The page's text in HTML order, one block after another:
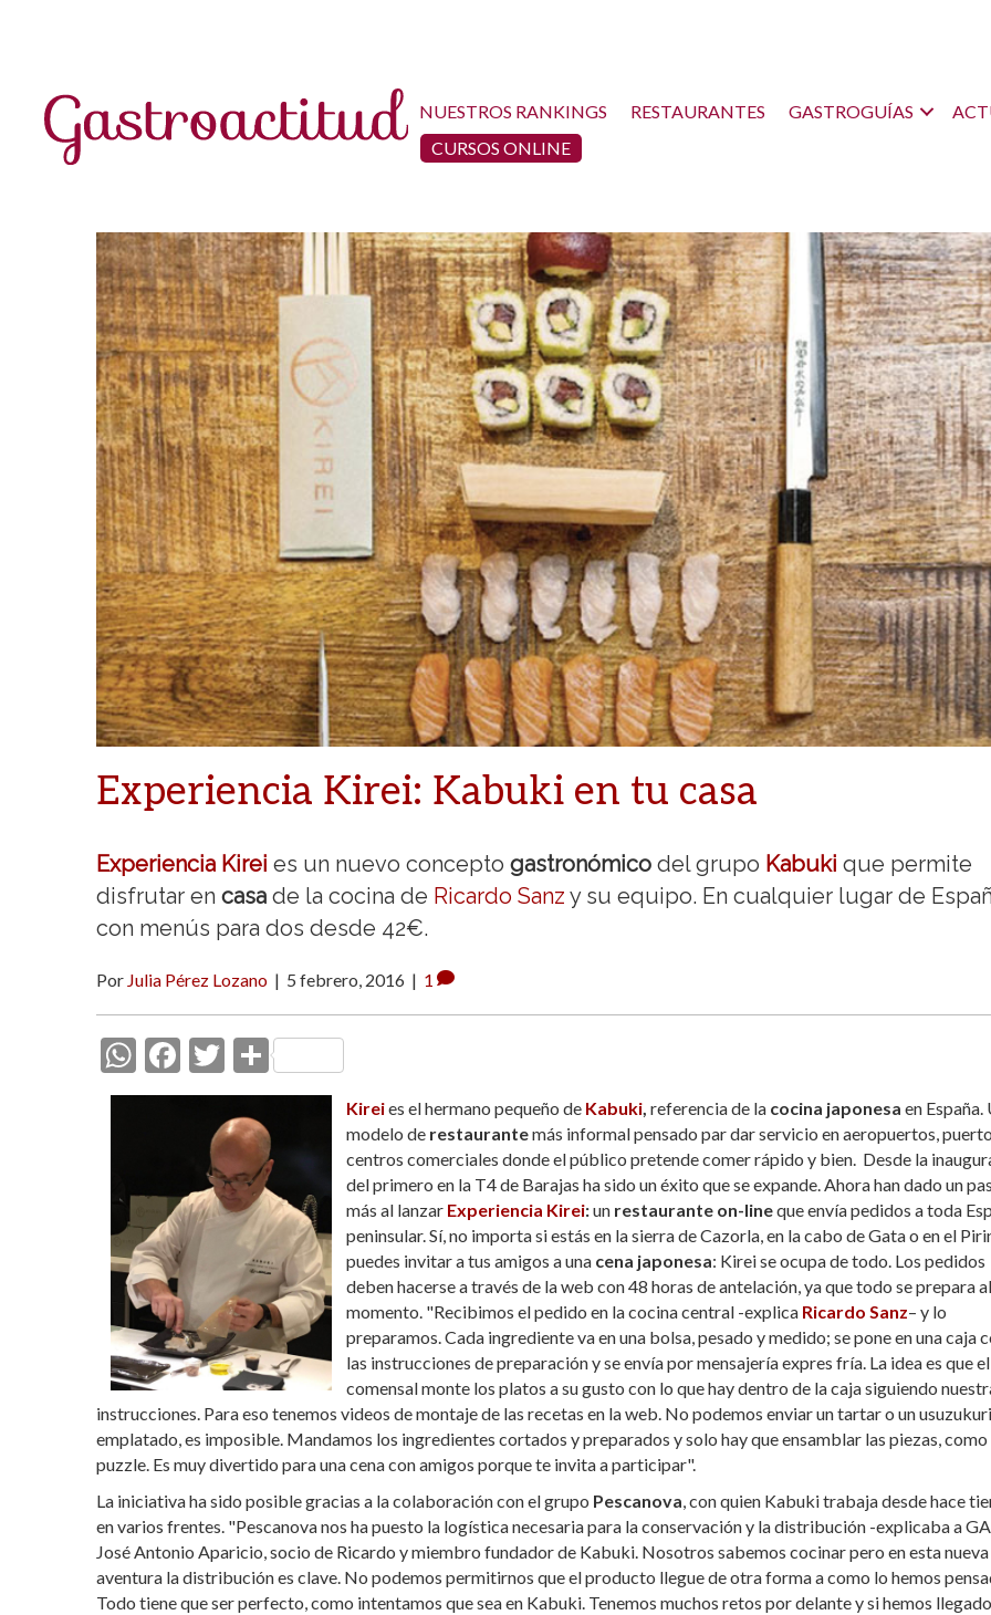
NUESTROS RANKINGS RESTAURANTES GASTROGUÍAS
CURSOS ONLINE
Experiencia Kirei: Kabuki en tu casa
Experiencia Kirei es un nuevo concepto gastronómico del grupo Kabuki que permite
disfrutar en casa de la cocina de Ricardo Sanz y su equipo. En cualquier lugar de
con menús para dos desde 42€.
Por Julia Pérez Lozano | 5 febrero, 2016 | 1
W
h
A
p
p
F
ac
o
o
k
T
w
itt
er
C
o
m
p
ar
ti
r
Kireies el hermano pequeño de Kabuki, referencia de la cocina japonesa en España.
modelo de restaurantemás informal pensado par dar servicio en aeropuertos,
centros comerciales donde el público pretende comer rápido y bien. Desde la
del primero en la T4 de Barajas ha sido un éxito que se expande. Ahora han dado un
más al lanzar Experiencia Kirei:un restaurante on-lineque envía pedidos a toda
peninsular. Sí, no importa si estás en la sierra de Cazorla, en la cabo de Gata o en el
puedes invitar a tus amigos a una cena japonesa: Kirei se ocupa de todo. Los pedidos
deben hacerse a través de la web con 48 horas de antelación, ya que todo se prepara al
momento. "Recibimos el pedido en la cocina central -explica Ricardo Sanz– y lo
preparamos. Cada ingrediente va en una bolsa, pesado y medido; se pone en una caja
las instrucciones de preparación y se envía por mensajería expres fría. La idea es que el
comensal monte los platos a su gusto con lo que hay dentro de la caja siguiendo
instrucciones. Para eso tenemos videos de montaje de las recetas en la web. No podemos enviar un tartar o un
emplatado, es imposible. Mandamos los ingredientes cortados y preparados y solo hay que ensamblar las piezas, como
puzzle. Es muy divertido para una cena con amigos porque te invita a participar".
La iniciativa ha sido posible gracias a la colaboración con el grupo Pescanova, con quien Kabuki trabaja desde hace
en varios frentes. "Pescanova nos ha puesto la logística necesaria para la conservación y la distribución -explicaba a
José Antonio Aparicio, socio de Ricardo y miembro fundador de Kabuki. Nosotros sabemos cocinar pero en esta nueva
aventura la distribución es clave. No podemos permitirnos que el producto llegue de otra forma a como lo hemos
Todo tiene que ser perfecto, como intentamos que sea en Kabuki. Tenemos muchos retos por delante y si hemos llegado